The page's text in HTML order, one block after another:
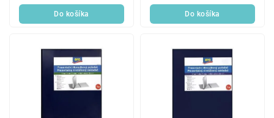
Do košíka Do košíka